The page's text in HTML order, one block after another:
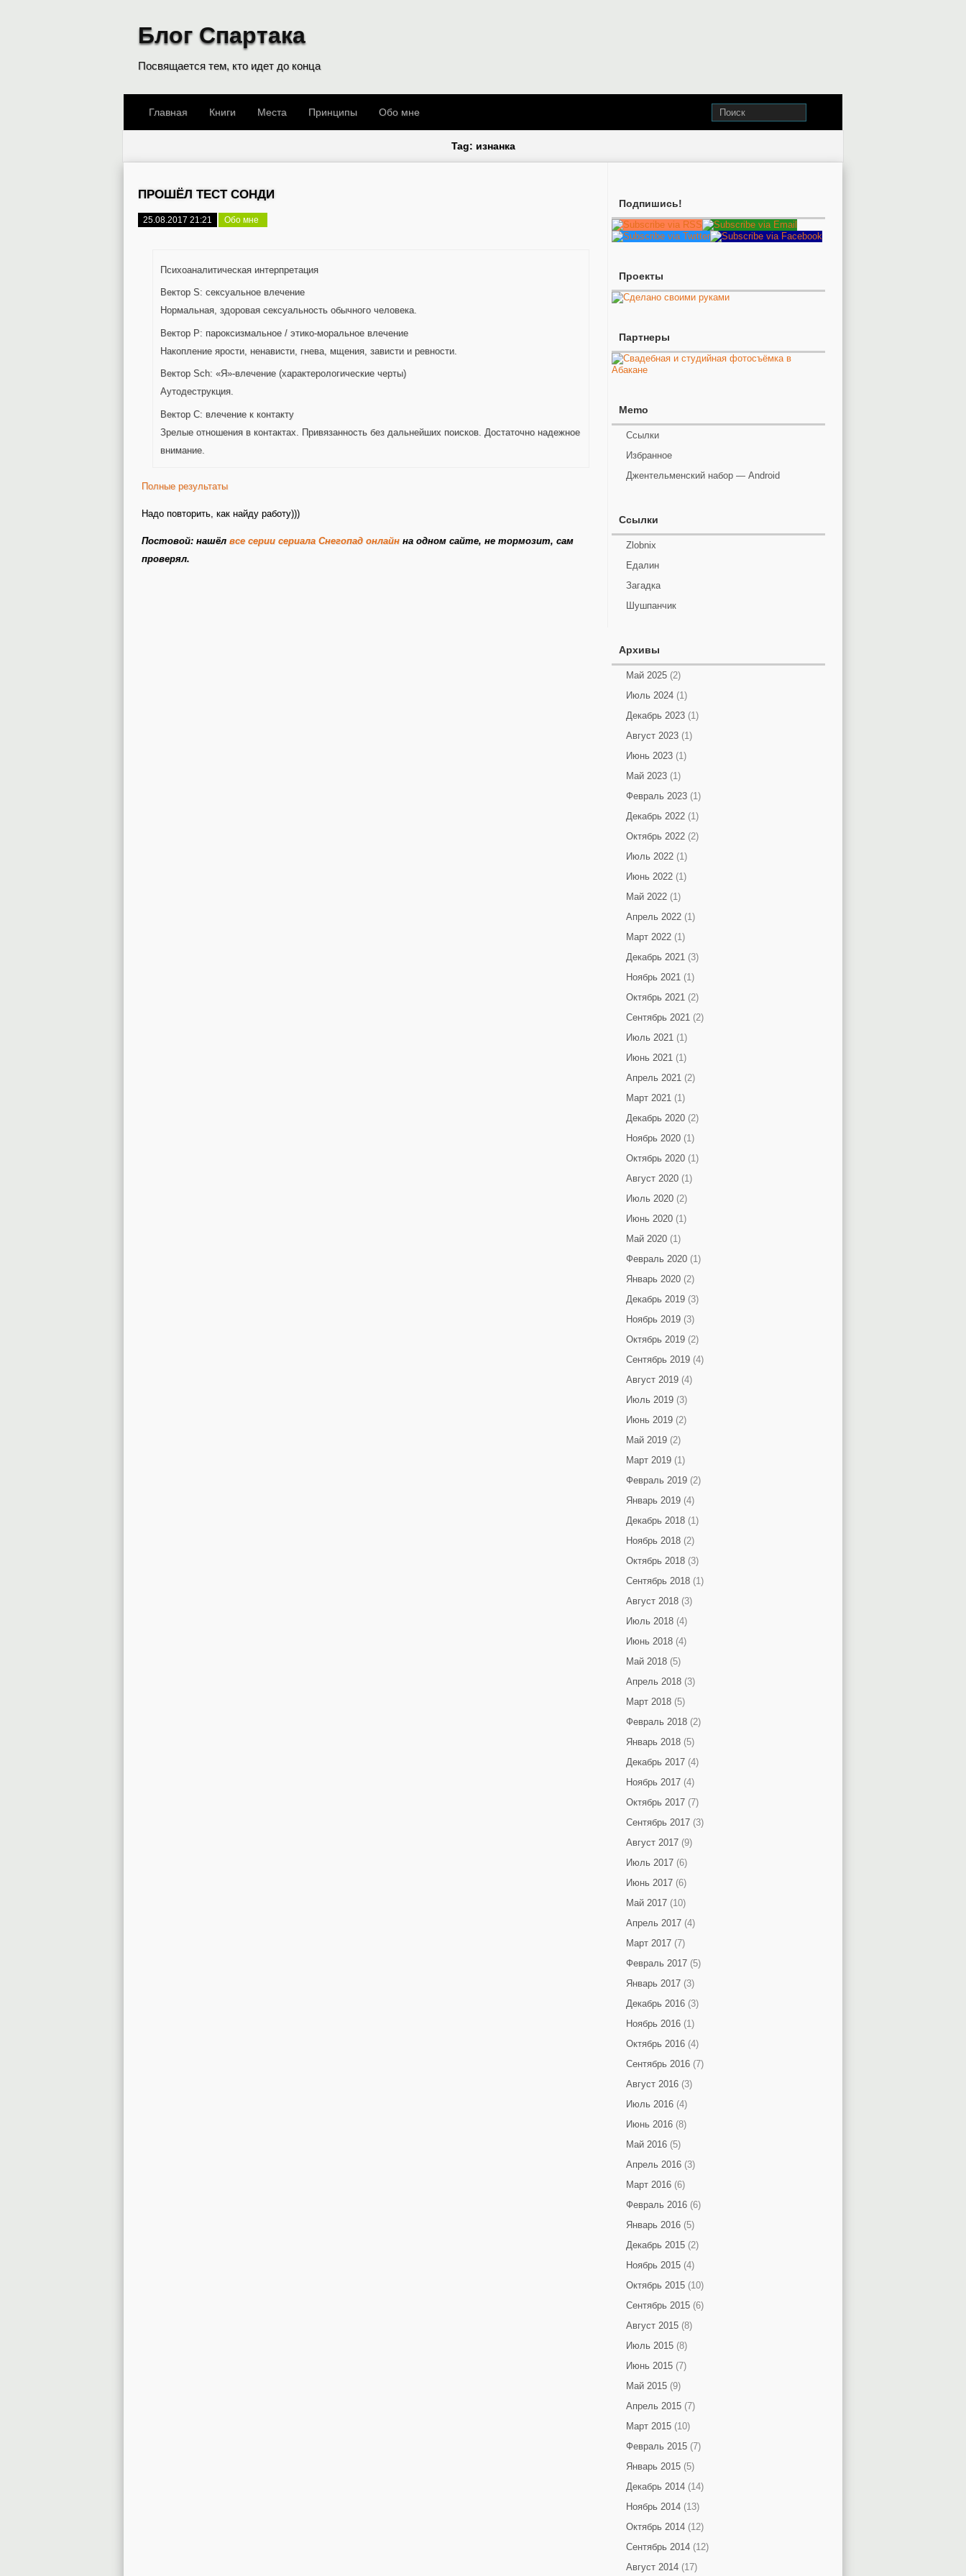
Блог Спартака
Посвящается тем, кто идет до конца
Главная Книги Места Принципы Обо мне
Tag: изнанка
ПРОШЁЛ ТЕСТ СОНДИ
25.08.2017 21:21 Обо мне
Психоаналитическая интерпретация
Вектор S: сексуальное влечение
Нормальная, здоровая сексуальность обычного человека.
Вектор P: пароксизмальное / этико-моральное влечение
Накопление ярости, ненависти, гнева, мщения, зависти и ревности.
Вектор Sch: «Я»-влечение (характерологические черты)
Аутодеструкция.
Вектор C: влечение к контакту
Зрелые отношения в контактах. Привязанность без дальнейших поисков. Достаточно надежное
внимание.
Полные результаты
Надо повторить, как найду работу)))
Постовой: нашёл все серии сериала Снегопад онлайн на одном сайте, не тормозит, сам
проверял.
Подпишись!
Проекты
Партнеры
Memo
Ссылки
Избранное
Джентельменский набор — Android
Ссылки
Zlobnix
Едалин
Загадка
Шушпанчик
Архивы
Май 2025(2)
Июль 2024(1)
Декабрь 2023(1)
Август 2023(1)
Июнь 2023(1)
Май 2023(1)
Февраль 2023(1)
Декабрь 2022(1)
Октябрь 2022(2)
Июль 2022(1)
Июнь 2022(1)
Май 2022(1)
Апрель 2022(1)
Март 2022(1)
Декабрь 2021(3)
Ноябрь 2021(1)
Октябрь 2021(2)
Сентябрь 2021(2)
Июль 2021(1)
Июнь 2021(1)
Апрель 2021(2)
Март 2021(1)
Декабрь 2020(2)
Ноябрь 2020(1)
Октябрь 2020(1)
Август 2020(1)
Июль 2020(2)
Июнь 2020(1)
Май 2020(1)
Февраль 2020(1)
Январь 2020(2)
Декабрь 2019(3)
Ноябрь 2019(3)
Октябрь 2019(2)
Сентябрь 2019(4)
Август 2019(4)
Июль 2019(3)
Июнь 2019(2)
Май 2019(2)
Март 2019(1)
Февраль 2019(2)
Январь 2019(4)
Декабрь 2018(1)
Ноябрь 2018(2)
Октябрь 2018(3)
Сентябрь 2018(1)
Август 2018(3)
Июль 2018(4)
Июнь 2018(4)
Май 2018(5)
Апрель 2018(3)
Март 2018(5)
Февраль 2018(2)
Январь 2018(5)
Декабрь 2017(4)
Ноябрь 2017(4)
Октябрь 2017(7)
Сентябрь 2017(3)
Август 2017(9)
Июль 2017(6)
Июнь 2017(6)
Май 2017(10)
Апрель 2017(4)
Март 2017(7)
Февраль 2017(5)
Январь 2017(3)
Декабрь 2016(3)
Ноябрь 2016(1)
Октябрь 2016(4)
Сентябрь 2016(7)
Август 2016(3)
Июль 2016(4)
Июнь 2016(8)
Май 2016(5)
Апрель 2016(3)
Март 2016(6)
Февраль 2016(6)
Январь 2016(5)
Декабрь 2015(2)
Ноябрь 2015(4)
Октябрь 2015(10)
Сентябрь 2015(6)
Август 2015(8)
Июль 2015(8)
Июнь 2015(7)
Май 2015(9)
Апрель 2015(7)
Март 2015(10)
Февраль 2015(7)
Январь 2015(5)
Декабрь 2014(14)
Ноябрь 2014(13)
Октябрь 2014(12)
Сентябрь 2014(12)
Август 2014(17)